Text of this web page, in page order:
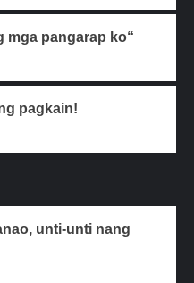
mga pangarap ko“
pagkain!
unti-unti nang